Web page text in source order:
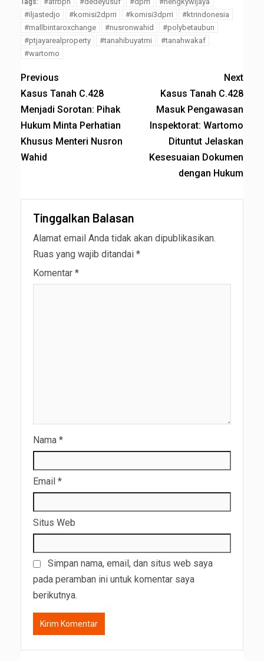
Tags:
#iljastedjo
#komisi2dprri #komisi3dprri
#ktrindonesia
#mallbintaroxchange
#nusronwahid
#polybetaubun
#ptjayarealproperty
#tanahibuyatmi
#tanahwakaf
#wartomo
Previous
Kasus Tanah C.428
Menjadi Sorotan: Pihak
Hukum Minta Perhatian
Khusus Menteri Nusron
Wahid
Next
Kasus Tanah C.428
Masuk Pengawasan
Inspektorat: Wartomo
Dituntut Jelaskan
Kesesuaian Dokumen
dengan Hukum
Tinggalkan Balasan
Alamat email Anda tidak akan dipublikasikan.
Ruas yang wajib ditandai *
Komentar *
Nama *
Email *
Situs Web
Simpan nama, email, dan situs web saya
pada peramban ini untuk komentar saya
berikutnya.